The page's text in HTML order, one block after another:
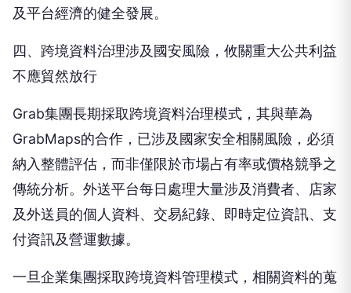
及平台經濟的健全發展。
四、跨境資料治理涉及國安風險，攸關重大公共利益
不應貿然放行
Grab集團長期採取跨境資料治理模式，其與華為
GrabMaps的合作，已涉及國家安全相關風險，必須
納入整體評估，而非僅限於市場占有率或價格競爭之
傳統分析。外送平台每日處理大量涉及消費者、店家
及外送員的個人資料、交易紀錄、即時定位資訊、支
付資訊及營運數據。
一旦企業集團採取跨境資料管理模式，相關資料的蒐